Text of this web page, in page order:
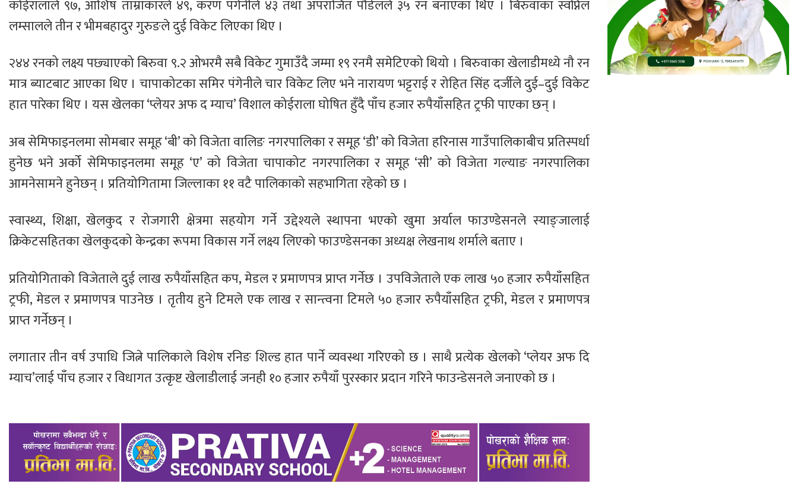
कोईरालाले ९७, आशिष ताम्राकारले ४९, करण पंगेनीले ४३ तथा अपराजित पौडेलले ३५ रन बनाएका थिए । बिरुवाका स्वप्निल
लम्सालले तीन र भीमबहादुर गुरुङले दुई विकेट लिएका थिए ।
२४४ रनको लक्ष्य पछ्याएको बिरुवा ९.२ ओभरमै सबै विकेट गुमाउँदै जम्मा १९ रनमै समेटिएको थियो । बिरुवाका खेलाडीमध्ये नौ रन
मात्र ब्याटबाट आएका थिए । चापाकोटका समिर पंगेनीले चार विकेट लिए भने नारायण भट्टराई र रोहित सिंह दर्जीले दुई–दुई विकेट
हात पारेका थिए । यस खेलका ‘प्लेयर अफ द म्याच’ विशाल कोईराला घोषित हुँदै पाँच हजार रुपैयाँसहित ट्रफी पाएका छन् ।
अब सेमिफाइनलमा सोमबार समूह ‘बी’ को विजेता वालिङ नगरपालिका र समूह ‘डी’ को विजेता हरिनास गाउँपालिकाबीच प्रतिस्पर्धा
हुनेछ भने अर्को सेमिफाइनलमा समूह ‘ए’ को विजेता चापाकोट नगरपालिका र समूह ‘सी’ को विजेता गल्याङ नगरपालिका
आमनेसामने हुनेछन् । प्रतियोगितामा जिल्लाका ११ वटै पालिकाको सहभागिता रहेको छ ।
स्वास्थ्य, शिक्षा, खेलकुद र रोजगारी क्षेत्रमा सहयोग गर्ने उद्देश्यले स्थापना भएको खुमा अर्याल फाउण्डेसनले स्याङ्जालाई
क्रिकेटसहितका खेलकुदको केन्द्रका रूपमा विकास गर्ने लक्ष्य लिएको फाउण्डेसनका अध्यक्ष लेखनाथ शर्माले बताए ।
प्रतियोगिताको विजेताले दुई लाख रुपैयाँसहित कप, मेडल र प्रमाणपत्र प्राप्त गर्नेछ । उपविजेताले एक लाख ५० हजार रुपैयाँसहित
ट्रफी, मेडल र प्रमाणपत्र पाउनेछ । तृतीय हुने टिमले एक लाख र सान्त्वना टिमले ५० हजार रुपैयाँसहित ट्रफी, मेडल र प्रमाणपत्र
प्राप्त गर्नेछन् ।
लगातार तीन वर्ष उपाधि जित्ने पालिकाले विशेष रनिङ शिल्ड हात पार्ने व्यवस्था गरिएको छ । साथै प्रत्येक खेलको ‘प्लेयर अफ दि
म्याच’लाई पाँच हजार र विधागत उत्कृष्ट खेलाडीलाई जनही १० हजार रुपैयाँ पुरस्कार प्रदान गरिने फाउन्डेसनले जनाएको छ ।